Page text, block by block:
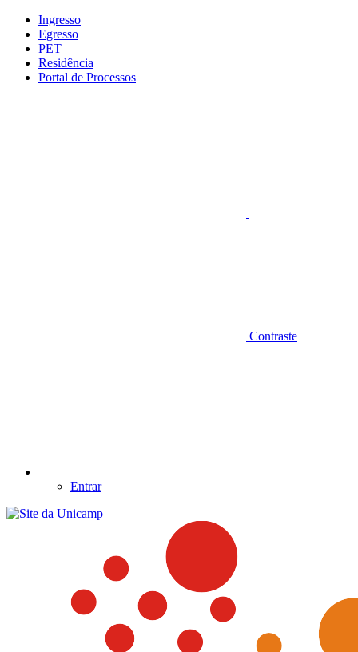
Conteúdo principal
Ingresso
Egresso
PET
Residência
Portal de Processos
Contraste
Entrar